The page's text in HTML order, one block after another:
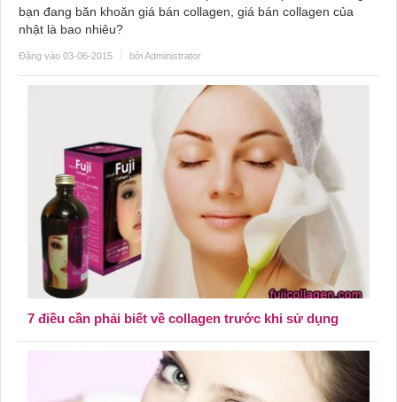
bạn đang băn khoăn giá bán collagen, giá bán collagen của
nhật là bao nhiêu?
Đăng vào 03-06-2015 / bởi Administrator
7 điều cần phải biết về collagen trước khi sử dụng